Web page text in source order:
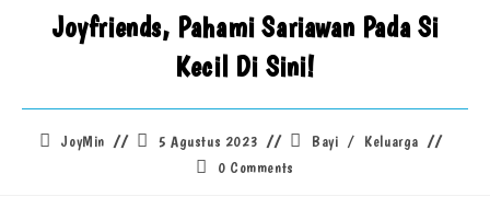
Joyfriends, Pahami Sariawan Pada Si
Kecil Di Sini!
JoyMin 5 Agustus 2023 Bayi /
Keluarga
0 Comments